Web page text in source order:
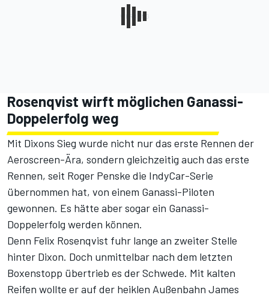
Rosenqvist wirft möglichen Ganassi-
Doppelerfolg weg
Mit Dixons Sieg wurde nicht nur das erste Rennen der
Aeroscreen-Ära, sondern gleichzeitig auch das erste
Rennen, seit Roger Penske die IndyCar-Serie
übernommen hat, von einem Ganassi-Piloten
gewonnen. Es hätte aber sogar ein Ganassi-
Doppelerfolg werden können.
Denn Felix Rosenqvist fuhr lange an zweiter Stelle
hinter Dixon. Doch unmittelbar nach dem letzten
Boxenstopp übertrieb es der Schwede. Mit kalten
Reifen wollte er auf der heiklen Außenbahn James